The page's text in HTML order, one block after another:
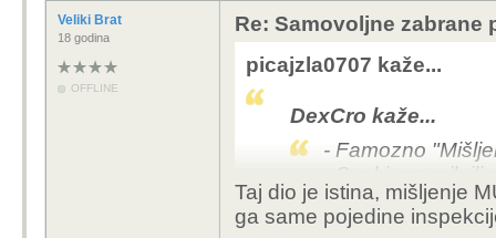
Veliki Brat
18 godina
OFFLINE
Re: Samovoljne
picajzla0707 kaže...
DexCro kaže...
- Famozno
- Svaki pravnik
mišljenje osporiti
Taj dio je istina, mišljenje
ga same pojedine